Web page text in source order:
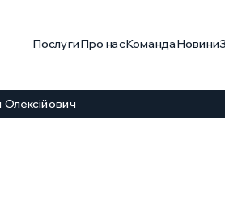
ПослугиПро насКомандаНовини